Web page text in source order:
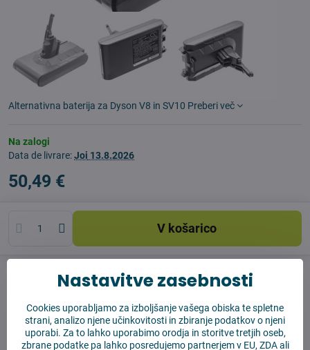
Alternativna baterija za Dyson V8 in SV10 Preberi več
Na zalogi
Data de livrare:Joi 13.8.2026
50,49 €
V košarico
Časovnik nadzora Shippings
✅ Takoj pripravljeno za pošiljanje
Nastavitve zasebnosti
Cookies uporabljamo za izboljšanje vašega obiska te spletne
strani, analizo njene učinkovitosti in zbiranje podatkov o njeni
uporabi. Za to lahko uporabimo orodja in storitve tretjih oseb,
zbrane podatke pa lahko posredujemo partnerjem v EU, ZDA ali